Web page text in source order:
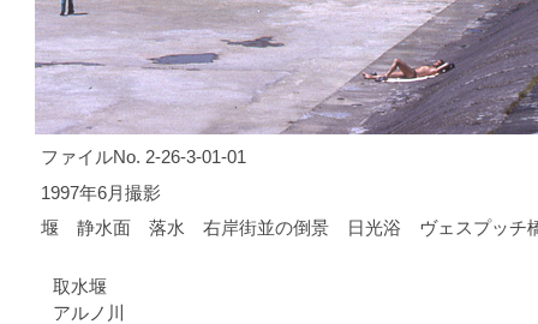
ファイルNo. 2-26-3-01-01
1997年6月撮影
堰 静水面 落水 右岸街並の倒景 日光浴 ヴェスプッチ
取水堰
アルノ川